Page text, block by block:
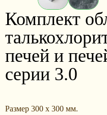
Комплект
печей и
серии 3.0
Размер 300 х 300 мм.